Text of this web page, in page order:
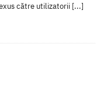
către utilizatorii [...]